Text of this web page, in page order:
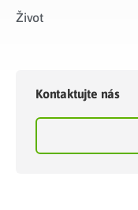
Život​
Kontaktujte nás